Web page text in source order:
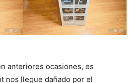
anteriores ocasiones, es
nos llegue dañado por el